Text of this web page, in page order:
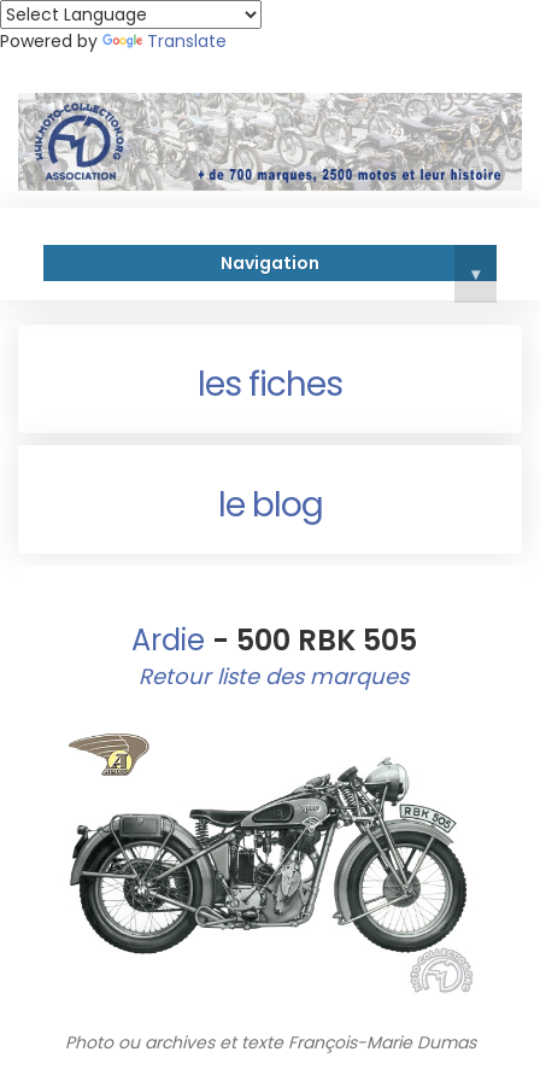
Powered by Translate
Navigation ▾
les fiches
le blog
Ardie - 500 RBK 505
Retour liste des marques
Photo ou archiveset texte François-Marie Dumas